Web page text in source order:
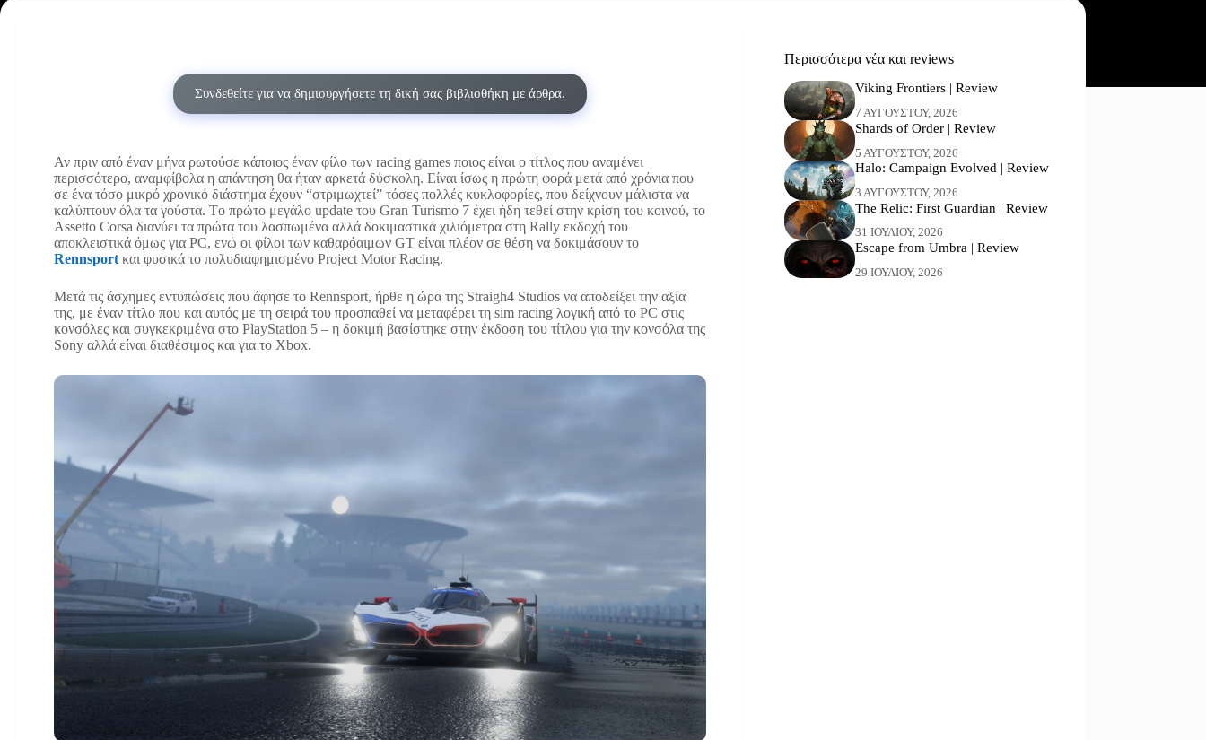
Συνδεθείτε για να δημιουργήσετε τη δική σας βιβλιοθήκη με άρθρα.
Αν πριν από έναν μήνα ρωτούσε κάποιος έναν φίλο των racing games ποιος είναι ο τίτλος που αναμένει
περισσότερο, αναμφίβολα η απάντηση θα ήταν αρκετά δύσκολη. Είναι ίσως η πρώτη φορά μετά από χρόνια που
σε ένα τόσο μικρό χρονικό διάστημα έχουν “στριμωχτεί” τόσες πολλές κυκλοφορίες, που δείχνουν μάλιστα να
καλύπτουν όλα τα γούστα. Tο πρώτο μεγάλο update του Gran Turismo 7 έχει ήδη τεθεί στην κρίση του κοινού, το
Assetto Corsa διανύει τα πρώτα του λασπωμένα αλλά δοκιμαστικά χιλιόμετρα στη Rally εκδοχή του
αποκλειστικά όμως για PC, ενώ οι φίλοι των καθαρόαιμων GT είναι πλέον σε θέση να δοκιμάσουν τo
Rennsport και φυσικά το πολυδιαφημισμένο Project Motor Racing.
Μετά τις άσχημες εντυπώσεις που άφησε το Rennsport, ήρθε η ώρα της Straigh4 Studios να αποδείξει την αξία
της, με έναν τίτλο που και αυτός με τη σειρά του προσπαθεί να μεταφέρει τη sim racing λογική από το PC στις
κονσόλες και συγκεκριμένα στο PlayStation 5 – η δοκιμή βασίστηκε στην έκδοση του τίτλου για την κονσόλα της
Sony αλλά είναι διαθέσιμος και για το Xbox.
Περισσότερα νέα και reviews
Viking Frontiers | Review
7 ΑΥΓΟΎΣΤΟΥ, 2026
Shards of Order | Review
5 ΑΥΓΟΎΣΤΟΥ, 2026
Halo: Campaign Evolved | Review
3 ΑΥΓΟΎΣΤΟΥ, 2026
The Relic: First Guardian | Review
31 ΙΟΥΛΊΟΥ, 2026
Escape from Umbra | Review
29 ΙΟΥΛΊΟΥ, 2026